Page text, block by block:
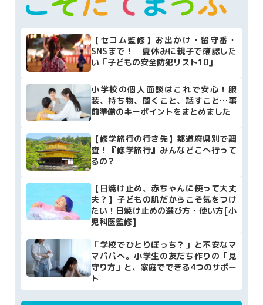
【セコム監修】お出かけ・留守番・
SNSまで！ 夏休みに親子で確認した
い「子どもの安全防犯リスト10」
小学校の個人面談はこれで安心！服
装、持ち物、聞くこと、話すこと…事
前準備のキーポイントをまとめました
【修学旅行の行き先】都道府県別で調
査！『修学旅行』みんなどこへ行って
るの？
【日焼け止め、赤ちゃんに使って大丈
夫？】子どもの肌だからこそ気をつけ
たい！日焼け止めの選び方・使い方[小
児科医監修]
「学校でひとりぼっち？」と不安なマ
マパパへ。小学生の友だち作りの「見
守り方」と、家庭でできる4つのサポー
ト